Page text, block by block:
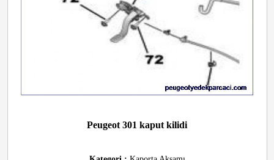
Peugeot 301 kaput kilidi